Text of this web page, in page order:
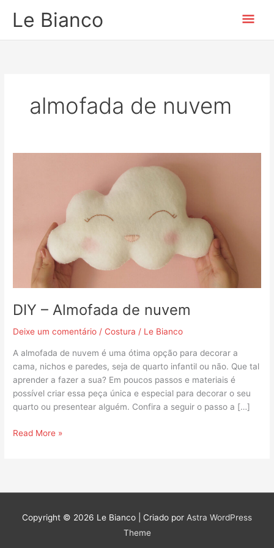
Le Bianco
almofada de nuvem
DIY – Almofada de nuvem
Deixe um comentário / Costura / Le Bianco
A almofada de nuvem é uma ótima opção para decorar a
cama, nichos e paredes, seja de quarto infantil ou não. Que tal
aprender a fazer a sua? Em poucos passos e materiais é
possível criar essa peça única e especial para decorar o seu
quarto ou presentear alguém. Confira a seguir o passo a […]
Read More »
Copyright © 2026 Le Bianco | Criado por Astra WordPress
Theme